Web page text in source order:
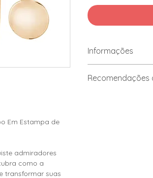
Em Estampa de
admiradores
como a
transformar suas
Informações
Material: Aço
Recomendações